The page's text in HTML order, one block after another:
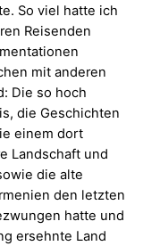
So viel hatte ich
Reisenden
mit anderen
Die so hoch
die Geschichten
einem dort
Landschaft und
die alte
den letzten
hatte und
ersehnte Land